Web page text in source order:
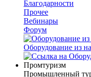
Благодарности
Прочее
Вебинары
Форум
Оборудование из
Промтуризм
Промышленный